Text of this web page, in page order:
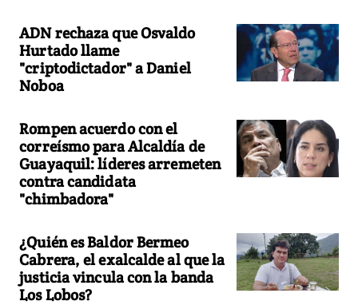
ADN rechaza que Osvaldo
Hurtado llame
"criptodictador" a Daniel
Noboa
Rompen acuerdo con el
correísmo para Alcaldía de
Guayaquil: líderes arremeten
contra candidata
"chimbadora"
¿Quién es Baldor Bermeo
Cabrera, el exalcalde al que la
justicia vincula con la banda
Los Lobos?